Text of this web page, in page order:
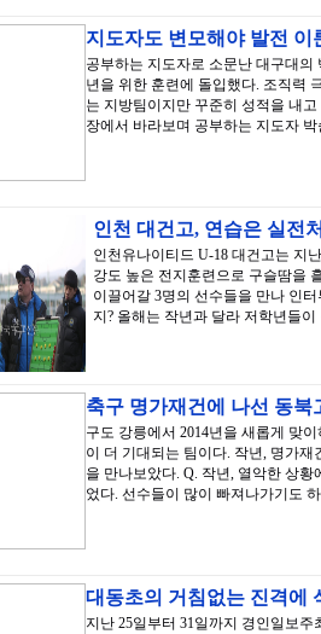
지도자도 변모해야 발전
공부하는 지도자로 소문난 대구대의
년을 위한 훈련에 돌입했다. 조직력
는 지방팀이지만 꾸준히 성적을 내
장에서 바라보며 공부하는 지도자
인천 대건고, 연습은 실전
인천유나이티드 U-18 대건고는 지
강도 높은 전지훈련으로 구슬땀을
이끌어갈 3명의 선수들을 만나 인
지? 올해는 작년과 달라 저학년들
축구 명가재건에 나선 동
구도 강릉에서 2014년을 새롭게 맞
이 더 기대되는 팀이다. 작년, 명가
을 만나보았다. Q. 작년, 열악한 상
었다. 선수들이 많이 빠져나가기도
대동초의 거침없는 진격에
지난 25일부터 31일까지 경인일보